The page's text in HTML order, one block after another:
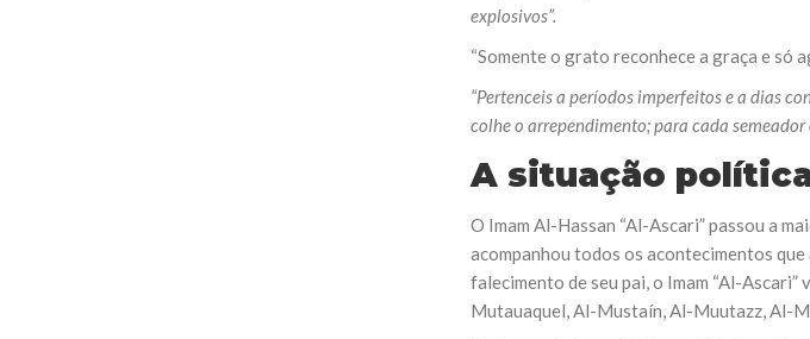
explosivos”.
“Somente o grato reconhece a graça e só
“Pertenceis a períodos imperfeitos e a dias
colhe o arrependimento; para cada semeador
A situação
O Imam Al-Hassan “Al-Ascari” passou a
acompanhou todos os acontecimentos
falecimento de seu pai, o Imam “Al-
Mutauaquel, Al-Mustaín, Al-Muutazz, Al-